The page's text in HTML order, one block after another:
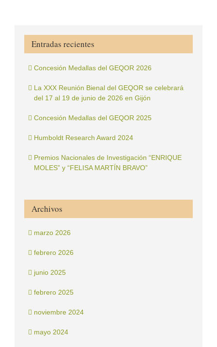
Entradas recientes
Concesión Medallas del GEQOR 2026
La XXX Reunión Bienal del GEQOR se celebrará
del 17 al 19 de junio de 2026 en Gijón
Concesión Medallas del GEQOR 2025
Humboldt Research Award 2024
Premios Nacionales de Investigación “ENRIQUE
MOLES” y “FELISA MARTÍN BRAVO”
Archivos
marzo 2026
febrero 2026
junio 2025
febrero 2025
noviembre 2024
mayo 2024